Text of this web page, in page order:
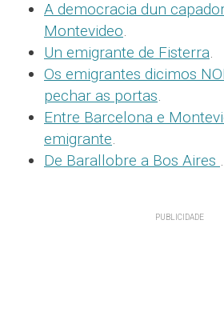
A democracia dun
Montevideo.
Un emigrante de Fisterra.
Os emigrantes dicimos
pechar as portas.
Entre Barcelona e
emigrante.
De Barallobre a Bos Aires .